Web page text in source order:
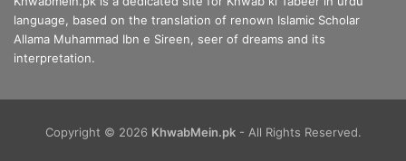
language, based on the translation of renown Islamic Scholar
Allama Muhammad Ibn e Sireen, seer of dreams and its
interpretation.
Copyright © 2026 KhwabMein.pk- All Rights Reserved.